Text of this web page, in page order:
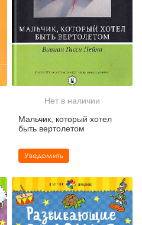
Нет в наличии
Мальчик, который хотел
быть вертолетом
Уведомить